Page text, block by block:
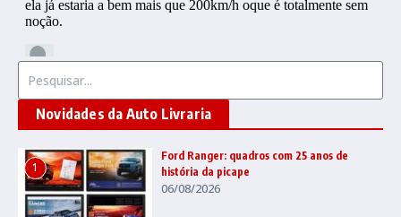
Novidades da Auto Livraria
1
Ford Ranger: quadros com 25 anos de
história da picape
06/08/2026